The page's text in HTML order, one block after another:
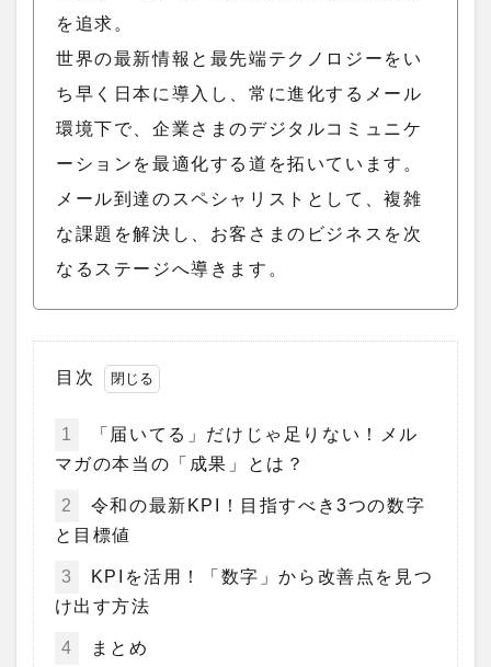
を追求。
世界の最新情報と最先端テクノロジーをい
ち早く日本に導入し、常に進化するメール
環境下で、企業さまのデジタルコミュニケ
ーションを最適化する道を拓いています。
メール到達のスペシャリストとして、複雑
な課題を解決し、お客さまのビジネスを次
なるステージへ導きます。
目次
1
「届いてる」だけじゃ足りない！メル
マガの本当の「成果」とは？
2
令和の最新KPI！目指すべき3つの数字
と目標値
3
KPIを活用！「数字」から改善点を見つ
け出す方法
4 まとめ